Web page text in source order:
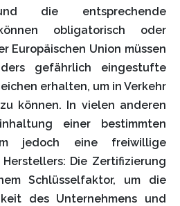
die entsprechende
obligatorisch oder
Europäischen Union müssen
gefährlich eingestufte
erhalten, um in Verkehr
können. In vielen anderen
einer bestimmten
jedoch eine freiwillige
Die Zertifizierung
Schlüsselfaktor, um die
des Unternehmens und